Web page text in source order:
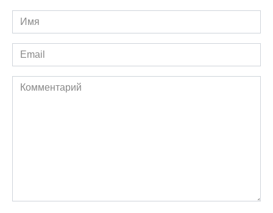
Имя
*
Email
*
Комментарий